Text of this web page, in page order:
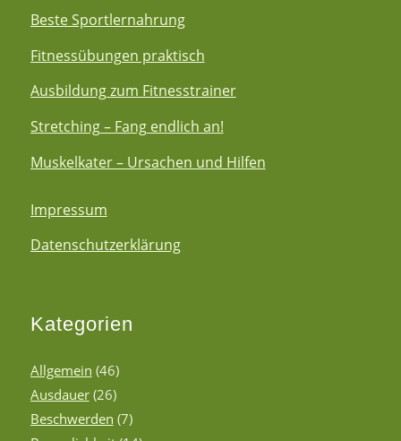
Beste Sportlernahrung
Fitnessübungen praktisch
Ausbildung zum Fitnesstrainer
Stretching – Fang endlich an!
Muskelkater – Ursachen und Hilfen
Impressum
Datenschutzerklärung
Kategorien
Allgemein (46)
Ausdauer(26)
Beschwerden (7)